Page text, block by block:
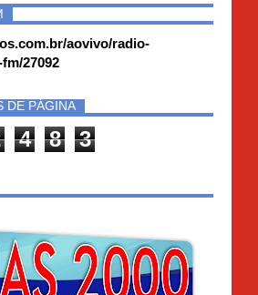
aovivo/radio-
27092
DE PÁGINA
4 8 3